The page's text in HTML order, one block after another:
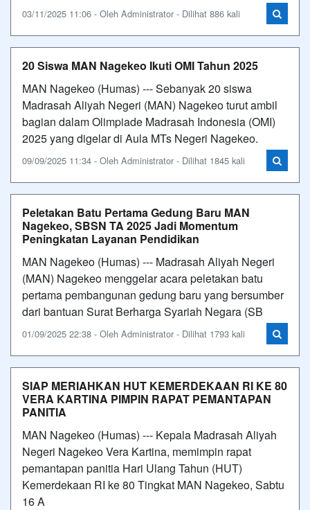
03/11/2025 11:06 - Oleh Administrator - Dilihat 886 kali
20 Siswa MAN Nagekeo Ikuti OMI Tahun 2025
MAN Nagekeo (Humas) --- Sebanyak 20 siswa
Madrasah Aliyah Negeri (MAN) Nagekeo turut ambil
bagian dalam Olimpiade Madrasah Indonesia (OMI)
2025 yang digelar di Aula MTs Negeri Nagekeo.
09/09/2025 11:34 - Oleh Administrator - Dilihat 1845 kali
Peletakan Batu Pertama Gedung Baru MAN
Nagekeo, SBSN TA 2025 Jadi Momentum
Peningkatan Layanan Pendidikan
MAN Nagekeo (Humas) --- Madrasah Aliyah Negeri
(MAN) Nagekeo menggelar acara peletakan batu
pertama pembangunan gedung baru yang bersumber
dari bantuan Surat Berharga Syariah Negara (SB
01/09/2025 22:38 - Oleh Administrator - Dilihat 1793 kali
SIAP MERIAHKAN HUT KEMERDEKAAN RI KE 80
VERA KARTINA PIMPIN RAPAT PEMANTAPAN
PANITIA
MAN Nagekeo (Humas) --- Kepala Madrasah Aliyah
Negeri Nagekeo Vera Kartina, memimpin rapat
pemantapan panitia Hari Ulang Tahun (HUT)
Kemerdekaan RI ke 80 Tingkat MAN Nagekeo, Sabtu
16 A